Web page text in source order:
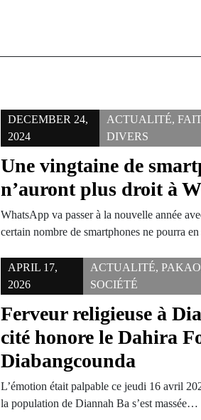
DECEMBER 24,
2024
ACTUALITÉ,
DIVERS
Une vingtaine de
n’auront plus droit à
WhatsApp va passer à la nouvelle année
certain nombre de smartphones ne pourra
APRIL 17,
2026
ACTUALITÉ,PAKAO
SOCIÉTÉ
Ferveur religieuse à
cité honore le Dahira
Diabangcounda
L’émotion était palpable ce jeudi 16 avril
la population de Diannah Ba s’est massée…